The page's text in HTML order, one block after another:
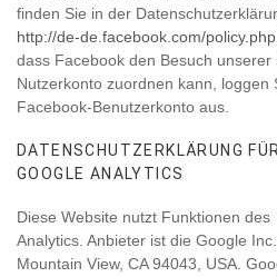
finden Sie in der
http://de-de.facebook.com/policy.php
dass Facebook den Besuch
Nutzerkonto zuordnen kann, loggen
Facebook-Benutzerkonto aus.
DATENSCHUTZERKLÄRUNG
GOOGLE ANALYTICS
Diese Website nutzt Funktionen
Analytics. Anbieter ist die Google
Mountain View, CA 94043, USA.